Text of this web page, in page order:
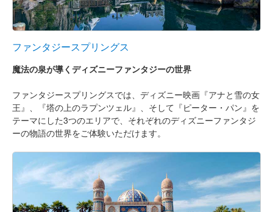
ファンタジースプリングス
魔法の泉が導くディズニーファンタジーの世界
ファンタジースプリングスでは、ディズニー映画『アナと雪の女
王』、『塔の上のラプンツェル』、そして『ピーター・パン』を
テーマにした3つのエリアで、それぞれのディズニーファンタジ
ーの物語の世界をご体験いただけます。